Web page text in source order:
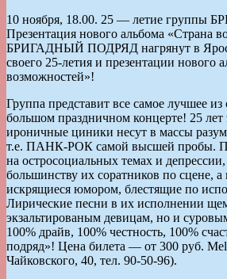
10 ноября, 18.00. 25 — летие
Презентация нового альбома «Страна
БРИГАДНЫЙ ПОДРЯД нагрянут в
своего 25-летия и презентации нового
возможностей»!
Группа представит все самое лучшее из
большом праздничном концерте! 25
ироничные циники несут в массы
т.е. ПАНК-РОК самой высшей пробы.
на остросоциальных темах и
большинству их соратников по сцене, а
искрящиеся юмором, блестящие по
Лирические песни в их исполнении
экзальтированым девицам, но и
100% драйв, 100% честность, 100%
подряд»! Цена билета — от 300 руб.
Чайковского, 40, тел. 90-50-96).